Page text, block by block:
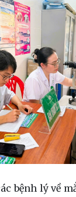
bệnh lý về